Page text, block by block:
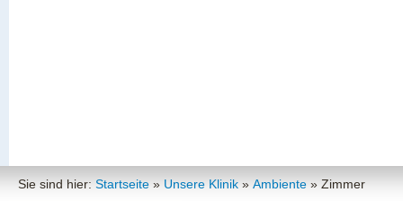
Sie sind hier: Startseite » Unsere Klinik » Ambiente » Zimmer